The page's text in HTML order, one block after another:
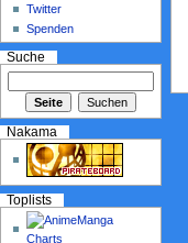
Twitter
Spenden
Suche
Nakama
Toplists